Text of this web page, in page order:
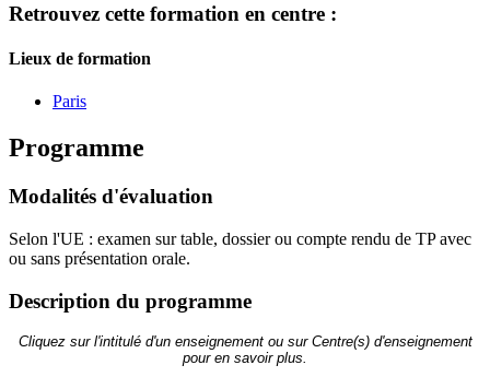
Retrouvez cette formation en centre :
Lieux de formation
Paris
Programme
Modalités d'évaluation
Selon l'UE : examen sur table, dossier ou compte rendu de TP avec
ou sans présentation orale.
Description du programme
Cliquez sur l'intitulé d'un enseignement ou sur Centre(s) d'enseignement
pour en savoir plus.